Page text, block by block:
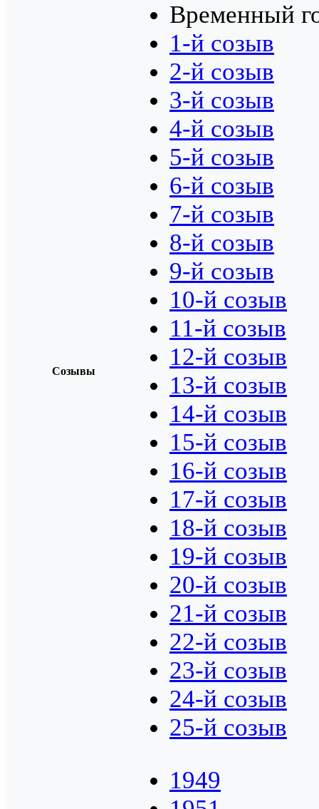
Созывы
Временный
1-й созыв
2-й созыв
3-й созыв
4-й созыв
5-й созыв
6-й созыв
7-й созыв
8-й созыв
9-й созыв
10-й созыв
11-й созыв
12-й созыв
13-й созыв
14-й созыв
15-й созыв
16-й созыв
17-й созыв
18-й созыв
19-й созыв
20-й созыв
21-й созыв
22-й созыв
23-й созыв
24-й созыв
25-й созыв
1949